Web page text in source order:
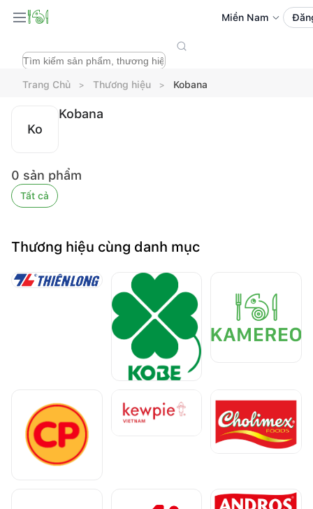
Miền Nam
Trang Chủ Thương hiệu Kobana
Ko
Kobana
0 sản phẩm
Tất cả
Thương hiệu cùng danh mục